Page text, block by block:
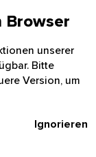
Browser
unserer
Bitte
Version, um
Ignorieren